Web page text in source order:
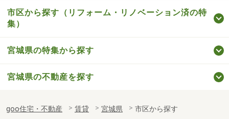
市区から探す（リフォーム・リノベーション済の特
集）
宮城県の特集から探す
宮城県の不動産を探す
goo住宅・不動産 賃貸 宮城県 市区から探す